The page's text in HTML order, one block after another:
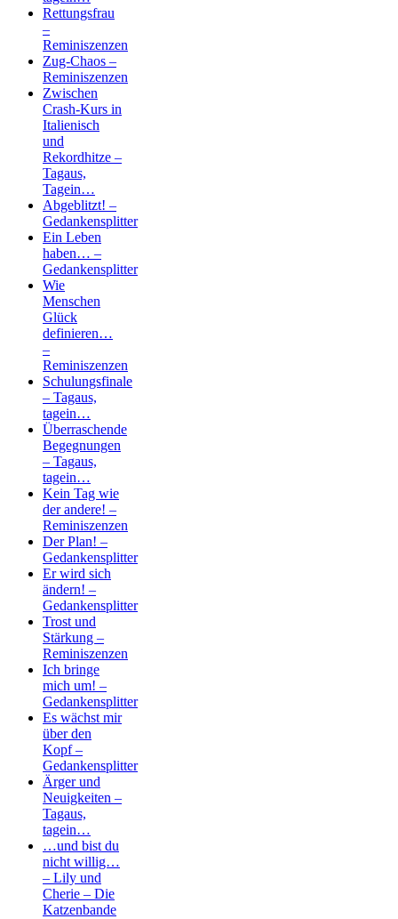
Rettungsfrau
–
Reminiszenzen
Zug-Chaos –
Reminiszenzen
Zwischen
Crash-Kurs in
Italienisch
und
Rekordhitze –
Tagaus,
Tagein…
Abgeblitzt! –
Gedankensplitter
Ein Leben
haben… –
Gedankensplitter
Wie
Menschen
Glück
definieren…
–
Reminiszenzen
Schulungsfinale
– Tagaus,
tagein…
Überraschende
Begegnungen
– Tagaus,
tagein…
Kein Tag wie
der andere! –
Reminiszenzen
Der Plan! –
Gedankensplitter
Er wird sich
ändern! –
Gedankensplitter
Trost und
Stärkung –
Reminiszenzen
Ich bringe
mich um! –
Gedankensplitter
Es wächst mir
über den
Kopf –
Gedankensplitter
Ärger und
Neuigkeiten –
Tagaus,
tagein…
…und bist du
nicht willig…
– Lily und
Cherie – Die
Katzenbande